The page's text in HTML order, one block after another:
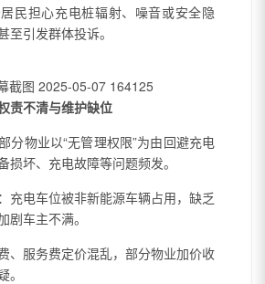
民担心充电桩辐射、噪音或安全隐
至引发群体投诉。
责不清与维护缺位
分物业以“无管理权限”为由回避充电
损坏、充电故障等问题频发。
：充电车位被非新能源车辆占用，缺乏
剧车主不满。
、服务费定价混乱，部分物业加价收